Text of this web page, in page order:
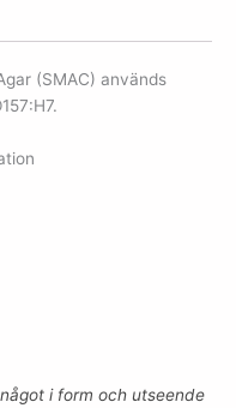
(SMAC) används
i form och utseende